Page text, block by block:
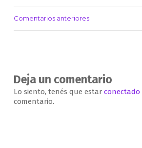
Navegación
Comentarios anteriores
Deja un comentario
Lo siento, tenés que estar conectado
comentario.